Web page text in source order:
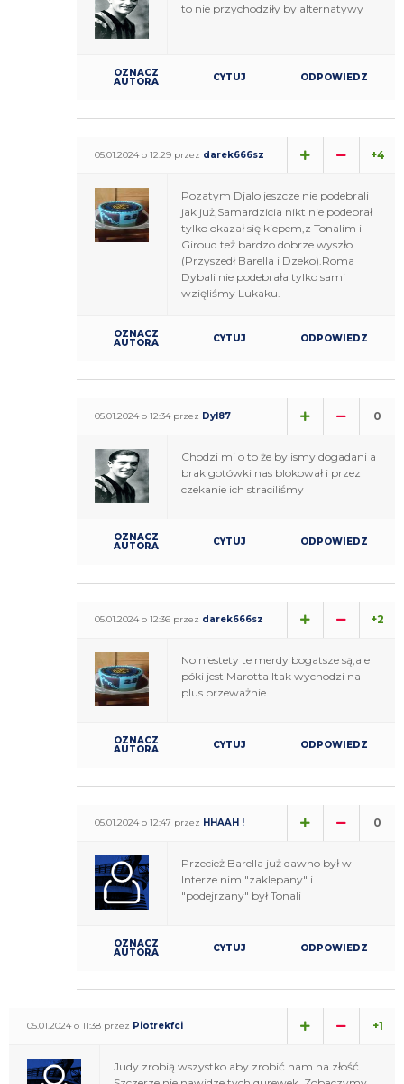
to nie przychodziły by alternatywy
OZNACZ
AUTORA CYTUJ ODPOWIEDZ
05.01.2024 o 12:29 przez darek666sz +4
Pozatym Djalo jeszcze nie podebrali
jak już,Samardzicia nikt nie podebrał
tylko okazał się kiepem,z Tonalim i
Giroud też bardzo dobrze wyszło.
(Przyszedł Barella i Dzeko).Roma
Dybali nie podebrała tylko sami
wzięliśmy Lukaku.
OZNACZ
AUTORA CYTUJ ODPOWIEDZ
05.01.2024 o 12:34 przez Dyl87 0
Chodzi mi o to że bylismy dogadani a
brak gotówki nas blokował i przez
czekanie ich straciliśmy
OZNACZ
AUTORA CYTUJ ODPOWIEDZ
05.01.2024 o 12:36 przez darek666sz +2
No niestety te merdy bogatsze są,ale
póki jest Marotta Itak wychodzi na
plus przeważnie.
OZNACZ
AUTORA CYTUJ ODPOWIEDZ
05.01.2024 o 12:47 przez HHAAH ! 0
Przecież Barella już dawno był w
Interze nim "zaklepany" i
"podejrzany" był Tonali
OZNACZ
AUTORA CYTUJ ODPOWIEDZ
05.01.2024 o 11:38 przez Piotrekfci +1
Judy zrobią wszystko aby zrobić nam na złość.